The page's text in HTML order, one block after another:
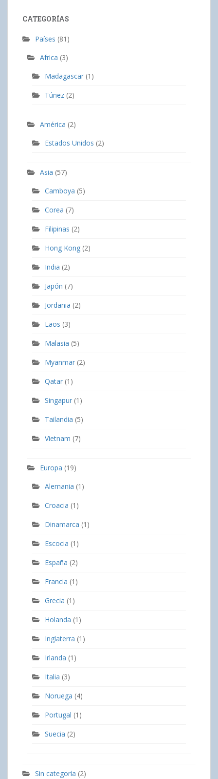
CATEGORÍAS
Países (81)
Africa (3)
Madagascar (1)
Túnez (2)
América (2)
Estados Unidos (2)
Asia (57)
Camboya (5)
Corea (7)
Filipinas (2)
Hong Kong (2)
India (2)
Japón (7)
Jordania (2)
Laos (3)
Malasia (5)
Myanmar (2)
Qatar (1)
Singapur (1)
Tailandia (5)
Vietnam (7)
Europa (19)
Alemania (1)
Croacia (1)
Dinamarca (1)
Escocia (1)
España (2)
Francia (1)
Grecia (1)
Holanda (1)
Inglaterra (1)
Irlanda (1)
Italia (3)
Noruega (4)
Portugal (1)
Suecia (2)
Sin categoría (2)